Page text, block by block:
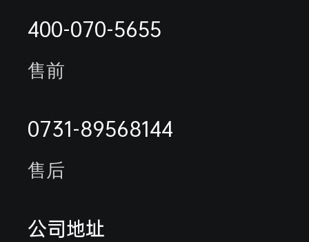
电表抄表方案
水表抄表方案
最新案例
能耗监测系统案例
未拍摄客户名单
客户来访
参观供应商
合作伙伴
客户服务
400-070-5655
售前
0731-89568144
售后
公司地址